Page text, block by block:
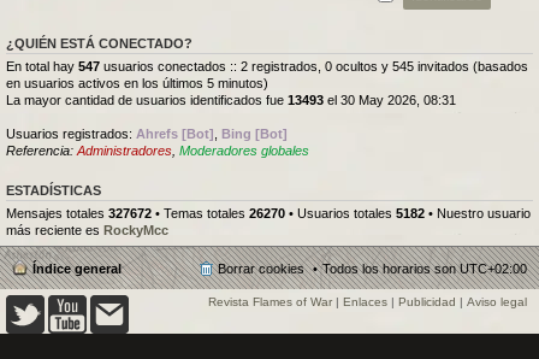
¿QUIÉN ESTÁ CONECTADO?
En total hay 547 usuarios conectados :: 2 registrados, 0 ocultos y 545 invitados (basados
en usuarios activos en los últimos 5 minutos)
La mayor cantidad de usuarios identificados fue 13493 el 30 May 2026, 08:31
Usuarios registrados: Ahrefs [Bot]
Bing [Bot]
Referencia: Administradores Moderadores globales
ESTADÍSTICAS
Mensajes totales 327672 • Temas totales 26270 • Usuarios totales 5182 • Nuestro usuario
más reciente es RockyMcc
Índice general Todos los horarios sonUTC+02:00
Borrar cookies
Revista Flames of War | Enlaces | Publicidad | Aviso legal